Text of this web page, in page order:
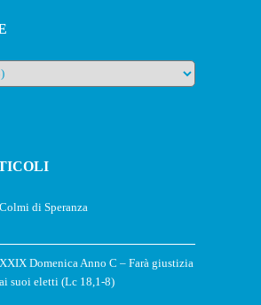
Colmi di Speranza
XXIX Domenica Anno C – Farà giustizia
ai suoi eletti (Lc 18,1-8)